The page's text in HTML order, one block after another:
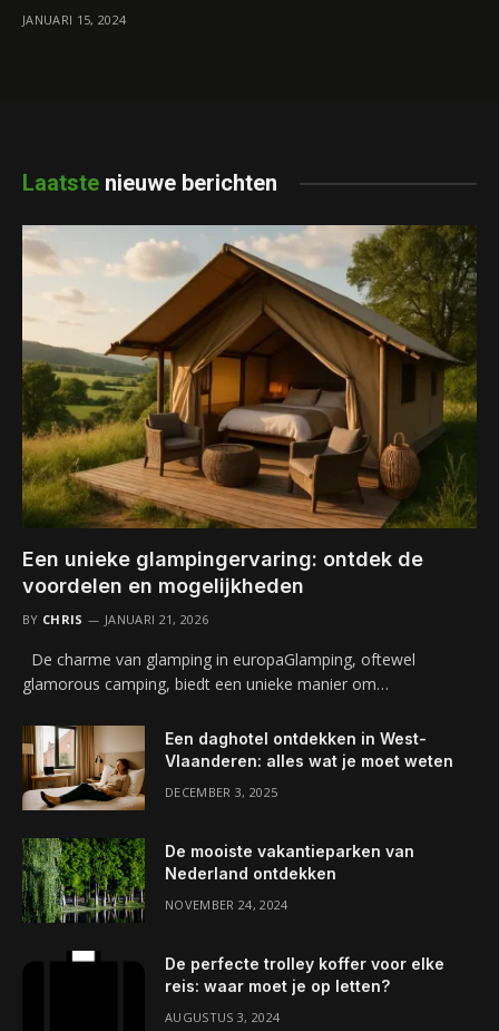
JANUARI 15, 2024
Laatste nieuwe berichten
Een unieke glampingervaring: ontdek de
voordelen en mogelijkheden
BY CHRIS JANUARI 21, 2026
De charme van glamping in europaGlamping, oftewel
glamorous camping, biedt een unieke manier om…
Een daghotel ontdekken in West-
Vlaanderen: alles wat je moet weten
DECEMBER 3, 2025
De mooiste vakantieparken van
Nederland ontdekken
NOVEMBER 24, 2024
De perfecte trolley koffer voor elke
reis: waar moet je op letten?
AUGUSTUS 3, 2024